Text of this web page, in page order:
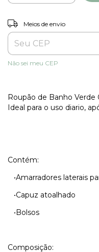
Entregas para o CEP:
Meios de envio
Não sei meu CEP
Roupão de Banho Verde
Ideal para o uso diario,
Contém:
•Amarradores laterais
•Capuz atoalhado
•Bolsos
Composição: